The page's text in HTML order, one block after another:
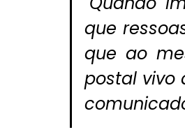
que
que ao
postal vivo